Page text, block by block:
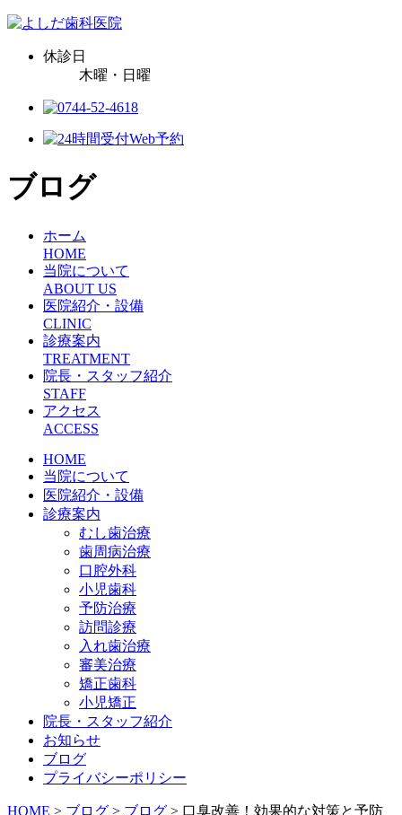
休診日
木曜・日曜
ブログ
ホーム
HOME
当院について
ABOUT US
医院紹介・設備
CLINIC
診療案内
TREATMENT
院長・スタッフ紹介
STAFF
アクセス
ACCESS
HOME
当院について
医院紹介・設備
診療案内
むし歯治療
歯周病治療
口腔外科
小児歯科
予防治療
訪問診療
入れ歯治療
審美治療
矯正歯科
小児矯正
院長・スタッフ紹介
お知らせ
ブログ
プライバシーポリシー
HOME > ブログ > ブログ > 口臭改善！効果的な対策と予防